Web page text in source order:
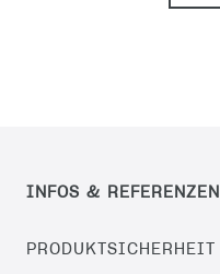
INFOS & REFERENZEN
PRODUKTSICHERHEIT